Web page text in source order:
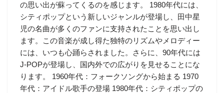
の思い出が蘇ってくるのを感じます。 1980年代には、
シティポップという新しいジャンルが登場し、田中星
児の名曲が多くのファンに支持されたことを思い出し
ます。この音楽が成し得た独特のリズムやメロディー
には、いつも心踊らされました。さらに、90年代には
J-POPが登場し、国内外での広がりを見せることにな
ります。 1960年代：フォークソングから始まる 1970
年代：アイドル歌手の登場 1980年代：シティポップの